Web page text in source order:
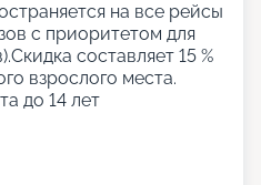
на все рейсы
с приоритетом для
составляет 15 %
взрослого места.
до 14 лет